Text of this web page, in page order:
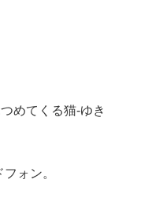
めてくる猫-ゆき
ォン。